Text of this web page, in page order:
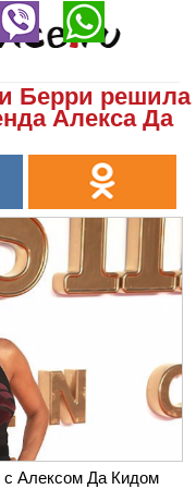
Берри решила
Алекса Да
с Алексом Да Кидом